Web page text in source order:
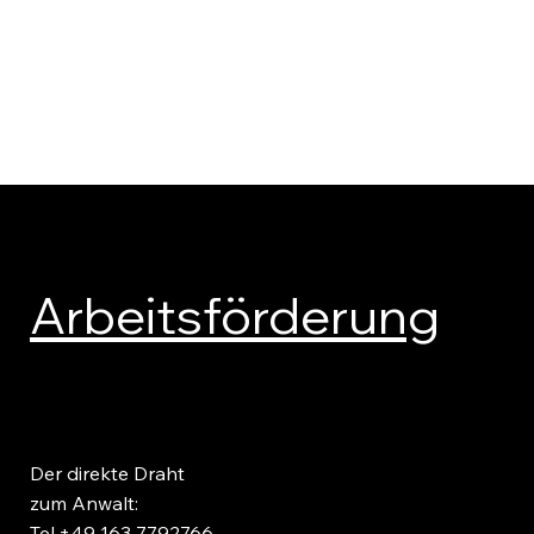
Arbeitsförderung
Der direkte Draht
zum Anwalt: